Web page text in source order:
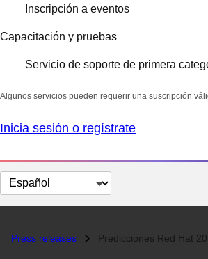
Inscripción a eventos
Capacitación y pruebas
Servicio de soporte de primera
Algunos servicios pueden requerir una suscripción
Inicia sesión o regístrate
Cambiar
el
Press releases Predicciones Red Hat